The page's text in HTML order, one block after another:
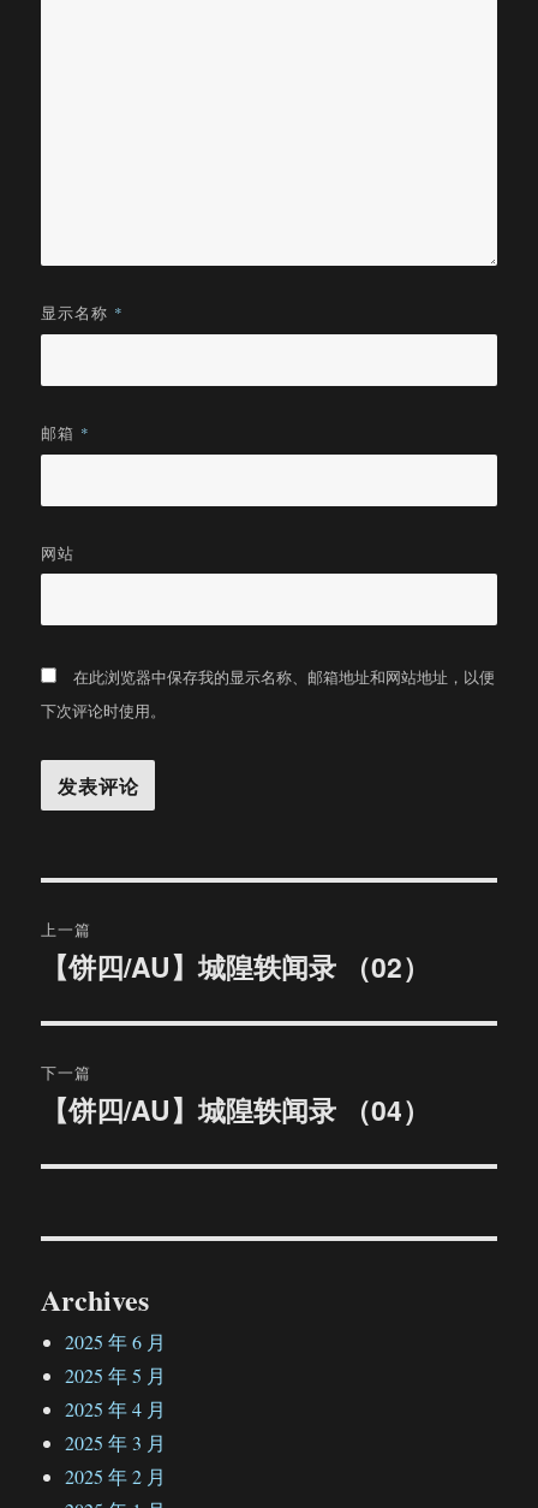
显示名称 *
邮箱 *
网站
在此浏览器中保存我的显示名称、邮箱地址和网站地址，以便
下次评论时使用。
章
航
上一篇
文
章：
【饼四/AU】城隍轶闻录 （02）
下一篇
文
【饼四/AU】城隍轶闻录 （04）
Archives
2025 年 6 月
2025 年 5 月
2025 年 4 月
2025 年 3 月
2025 年 2 月